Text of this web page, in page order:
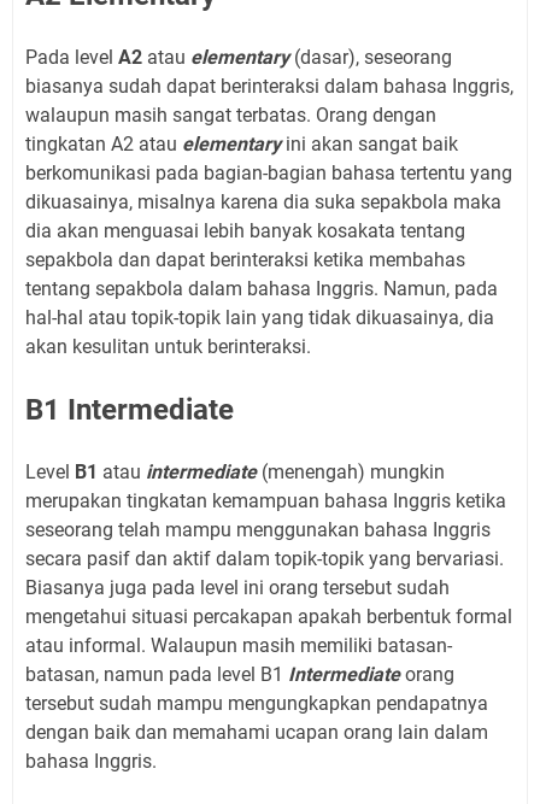
Pada level A2 atau elementary(dasar), seseorang
biasanya sudah dapat berinteraksi dalam bahasa Inggris,
walaupun masih sangat terbatas. Orang dengan
tingkatan A2 atau elementaryini akan sangat baik
berkomunikasi pada bagian-bagian bahasa tertentu yang
dikuasainya, misalnya karena dia suka sepakbola maka
dia akan menguasai lebih banyak kosakata tentang
sepakbola dan dapat berinteraksi ketika membahas
tentang sepakbola dalam bahasa Inggris. Namun, pada
hal-hal atau topik-topik lain yang tidak dikuasainya, dia
akan kesulitan untuk berinteraksi.
B1 Intermediate
Level B1 atau intermediate(menengah) mungkin
merupakan tingkatan kemampuan bahasa Inggris ketika
seseorang telah mampu menggunakan bahasa Inggris
secara pasif dan aktif dalam topik-topik yang bervariasi.
Biasanya juga pada level ini orang tersebut sudah
mengetahui situasi percakapan apakah berbentuk formal
atau informal. Walaupun masih memiliki batasan-
batasan, namun pada level B1 Intermediateorang
tersebut sudah mampu mengungkapkan pendapatnya
dengan baik dan memahami ucapan orang lain dalam
bahasa Inggris.